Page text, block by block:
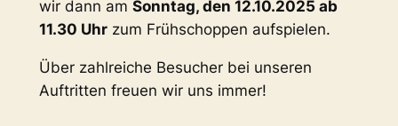
wir dann am Sonntag, den 12.10.2025 ab
11.30 Uhrzum Frühschoppen aufspielen.
Über zahlreiche Besucher bei unseren
Auftritten freuen wir uns immer!